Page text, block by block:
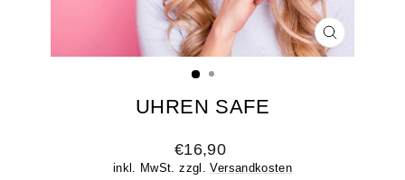
ESC)
UHREN SAFE
Normaler
Preis
€16,90
inkl. MwSt. zzgl.Versandkosten